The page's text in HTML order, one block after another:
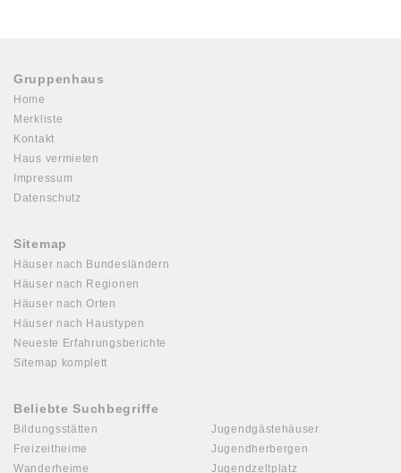
Gruppenhaus
Home
Merkliste
Kontakt
Haus vermieten
Impressum
Datenschutz
Sitemap
Häuser nach Bundesländern
Häuser nach Regionen
Häuser nach Orten
Häuser nach Haustypen
Neueste Erfahrungsberichte
Sitemap komplett
Beliebte Suchbegriffe
Bildungsstätten
Freizeitheime
Wanderheime
Jugendgästehäuser
Jugendherbergen
Jugendzeltplatz